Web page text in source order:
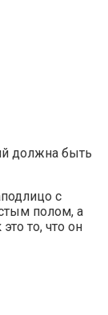
должна быть
с
полом, а
то, что он